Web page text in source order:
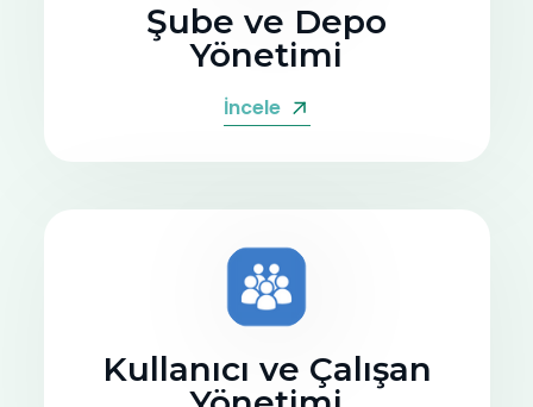
Şube ve Depo
Yönetimi
İncele
Kullanıcı ve Çalışan